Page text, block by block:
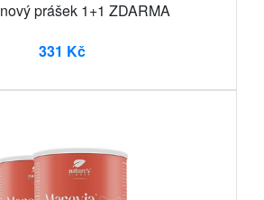
prášek 1+1 ZDARMA
331 Kč